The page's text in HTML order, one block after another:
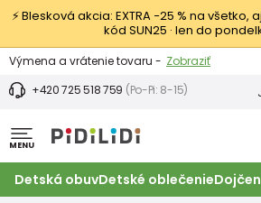
⚡ Blesková akcia: EXTRA −25 % na všetko,
kód SUN25 · len do
Výmena a vrátenie tovaru - Zobraziť
Zľava 3,80 EUR na prvý nákup - Podmienky
+420 725 518 759 (Po-Pi: 8-15)
MENU
Detská obuvDetské oblečenie